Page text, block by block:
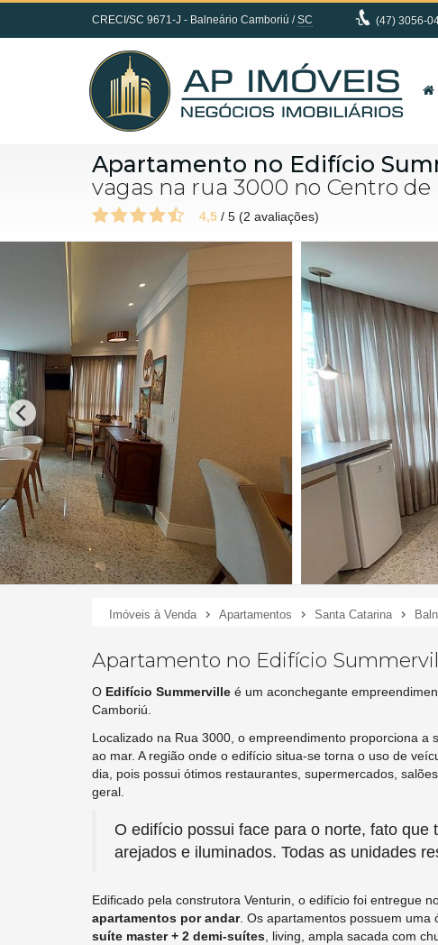
CRECI/SC 9671-J - Balneário Camboriú /SC (47) 3056-
Apartamento no Edifício
vagas na rua 3000 no Centro
4,5 / 5 (2 avaliações)
Imóveis à Venda Apartamentos Santa Catarina
Apartamento no Edifício
O Edifício Summerville é um aconchegante
Camboriú.
Localizado na Rua 3000, o empreendimento proporciona
ao mar. A região onde o edifício situa-se torna o uso de
dia, pois possui ótimos restaurantes, supermercados,
geral.
O edifício possui face para o norte, fato
arejados e iluminados. Todas as unidades
Edificado pela construtora Venturin, o edifício foi entregue
apartamentos por andar. Os apartamentos possuem uma
suíte master + 2 demi-suítes, living, ampla sacada com